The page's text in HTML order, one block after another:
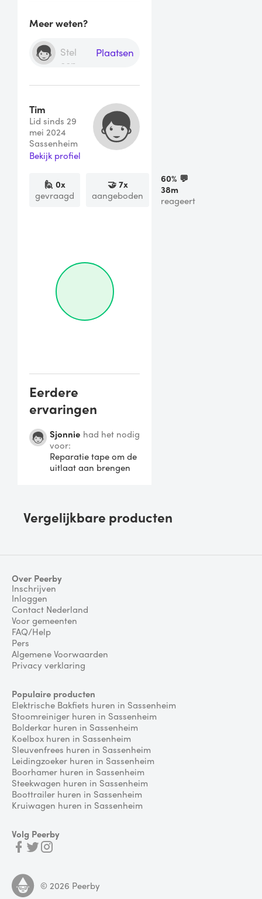
Meer weten?
Plaatsen
Tim
Lid sinds 29
mei 2024
Sassenheim
Bekijk profiel
🙋 0x
gevraagd
🤝7x
aangeboden
60% 💬
38m
reageert
Eerdere
ervaringen
Sjonnie had het nodig
voor:
Reparatie tape om de
uitlaat aan brengen
Vergelijkbare producten
Over Peerby
Inschrijven
Inloggen
Contact Nederland
Voor gemeenten
FAQ/Help
Pers
Algemene Voorwaarden
Privacy verklaring
Populaire producten
Elektrische Bakfiets huren in Sassenheim
Stoomreiniger huren in Sassenheim
Bolderkar huren in Sassenheim
Koelbox huren in Sassenheim
Sleuvenfrees huren in Sassenheim
Leidingzoeker huren in Sassenheim
Boorhamer huren in Sassenheim
Steekwagen huren in Sassenheim
Boottrailer huren in Sassenheim
Kruiwagen huren in Sassenheim
Volg Peerby
© 2026 Peerby